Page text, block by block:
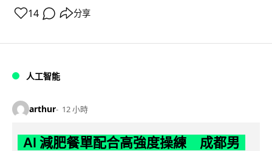
14 分享
人工智能
arthur 12 小時
AI 減肥餐單配合高強度操練 成都男